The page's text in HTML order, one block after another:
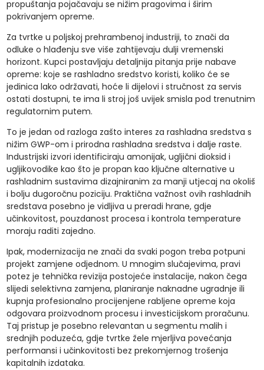
propuštanja pojačavaju se nižim pragovima i širim
pokrivanjem opreme.
Za tvrtke u poljskoj prehrambenoj industriji, to znači da
odluke o hlađenju sve više zahtijevaju dulji vremenski
horizont. Kupci postavljaju detaljnija pitanja prije nabave
opreme: koje se rashladno sredstvo koristi, koliko će se
jedinica lako održavati, hoće li dijelovi i stručnost za servis
ostati dostupni, te ima li stroj još uvijek smisla pod trenutnim
regulatornim putem.
To je jedan od razloga zašto interes za rashladna sredstva s
nižim GWP-om i prirodna rashladna sredstva i dalje raste.
Industrijski izvori identificiraju amonijak, ugljični dioksid i
ugljikovodike kao što je propan kao ključne alternative u
rashladnim sustavima dizajniranim za manji utjecaj na okoliš
i bolju dugoročnu poziciju. Praktična važnost ovih rashladnih
sredstava posebno je vidljiva u preradi hrane, gdje
učinkovitost, pouzdanost procesa i kontrola temperature
moraju raditi zajedno.
Ipak, modernizacija ne znači da svaki pogon treba potpuni
projekt zamjene odjednom. U mnogim slučajevima, pravi
potez je tehnička revizija postojeće instalacije, nakon čega
slijedi selektivna zamjena, planiranje naknadne ugradnje ili
kupnja profesionalno procijenjene rabljene opreme koja
odgovara proizvodnom procesu i investicijskom proračunu.
Taj pristup je posebno relevantan u segmentu malih i
srednjih poduzeća, gdje tvrtke žele mjerljiva povećanja
performansi i učinkovitosti bez prekomjernog trošenja
kapitalnih izdataka.